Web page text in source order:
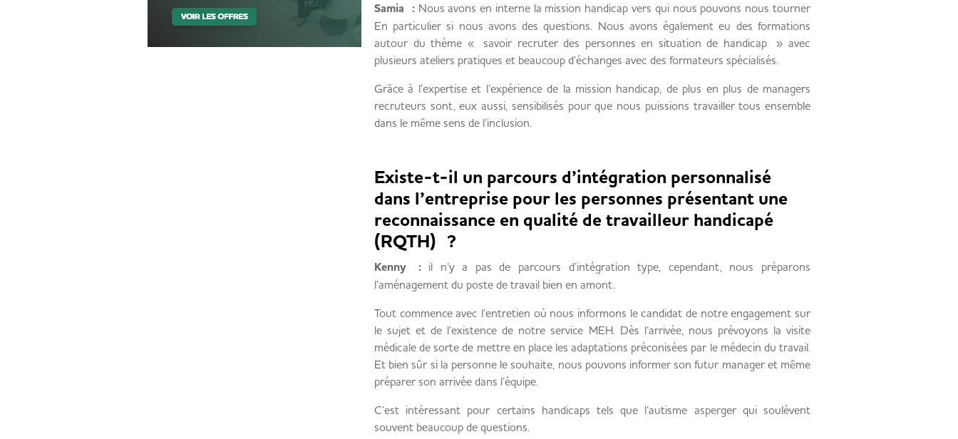
Samia :Nous avons en interne la mission handicap vers qui nous pouvons nous tourner
En particulier si nous avons des questions. Nous avons également eu des formations
autour du thème « savoir recruter des personnes en situation de handicap » avec
plusieurs ateliers pratiques et beaucoup d’échanges avec des formateurs spécialisés.
Grâce à l’expertise et l’expérience de la mission handicap, de plus en plus de managers
recruteurs sont, eux aussi, sensibilisés pour que nous puissions travailler tous ensemble
dans le même sens de l’inclusion.
Existe-t-il un parcours d’intégration personnalisé
dans l’entreprise pour les personnes présentant une
reconnaissance en qualité de travailleur handicapé
(RQTH) ?
Kenny :il n’y a pas de parcours d’intégration type, cependant, nous préparons
l’aménagement du poste de travail bien en amont.
Tout commence avec l’entretien où nous informons le candidat de notre engagement sur
le sujet et de l’existence de notre service MEH. Dès l’arrivée, nous prévoyons la visite
médicale de sorte de mettre en place les adaptations préconisées par le médecin du travail.
Et bien sûr si la personne le souhaite, nous pouvons informer son futur manager et même
préparer son arrivée dans l’équipe.
C’est intéressant pour certains handicaps tels que l’autisme asperger qui soulèvent
souvent beaucoup de questions.